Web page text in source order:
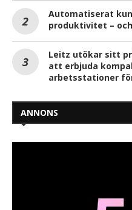
Automatiserat
produktivitet –
Leitz utökar sitt
att erbjuda
arbetsstationer
ANNONS